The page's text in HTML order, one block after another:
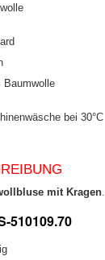
Baumwolle
bei 30°C
mit Kragen.
510109.70